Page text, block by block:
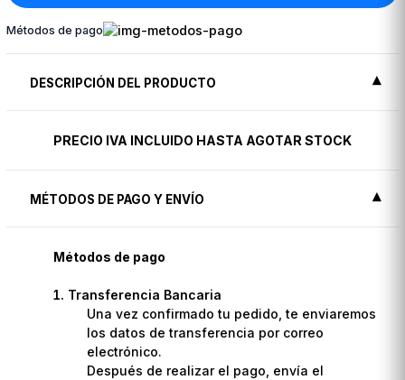
Métodos de pago
DESCRIPCIÓN DEL PRODUCTO
PRECIO IVA INCLUIDO HASTA AGOTAR STOCK
MÉTODOS DE PAGO Y ENVÍO
Métodos de pago
Transferencia Bancaria
Una vez confirmado tu pedido, te enviaremos
los datos de transferencia por correo
electrónico.
Después de realizar el pago, envía el